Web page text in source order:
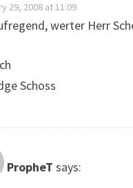
29, 2008 at 11:09
werter Herr
Schoss
PropheT says: